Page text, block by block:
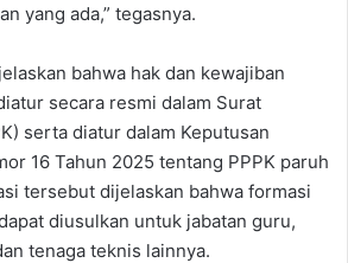
yang ada,” tegasnya.
bahwa hak dan kewajiban
secara resmi dalam Surat
serta diatur dalam Keputusan
16 Tahun 2025 tentang PPPK paruh
tersebut dijelaskan bahwa formasi
diusulkan untuk jabatan guru,
tenaga teknis lainnya.